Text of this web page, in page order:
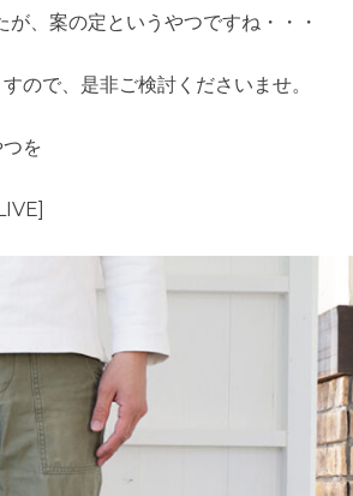
、案の定というやつですね・・・
ので、是非ご検討くださいませ。
を